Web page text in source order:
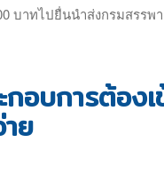
บาทไปยื่นนำส่งกรมสรรพ
กอบการต้องเ
ย